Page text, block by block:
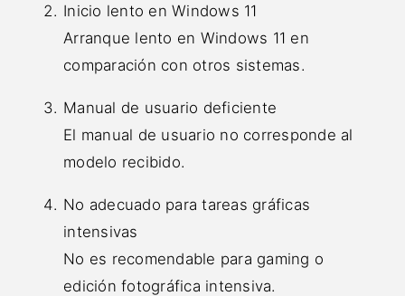
Inicio lento en Windows 11
Arranque lento en Windows 11 en
comparación con otros sistemas.
Manual de usuario deficiente
El manual de usuario no corresponde al
modelo recibido.
No adecuado para tareas gráficas
intensivas
No es recomendable para gaming o
edición fotográfica intensiva.